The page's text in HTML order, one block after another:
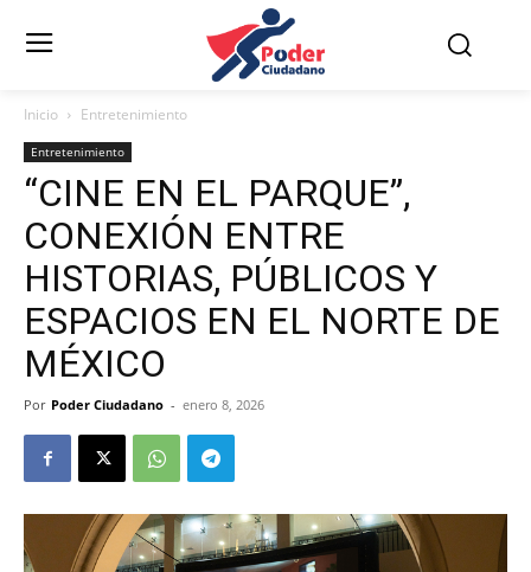
Inicio Entretenimiento
Entretenimiento
“CINE EN EL PARQUE”,
CONEXIÓN ENTRE
HISTORIAS, PÚBLICOS Y
ESPACIOS EN EL NORTE DE
MÉXICO
Por Poder Ciudadano - enero 8, 2026